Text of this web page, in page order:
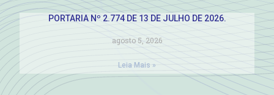
PORTARIA Nº 2.774 DE 13 DE JULHO DE 2026.
agosto 5, 2026
Leia Mais »